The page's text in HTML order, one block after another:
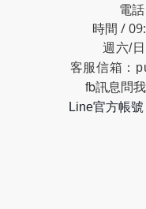
電
時間 /
週六/
客服信箱：
fb訊息問我
Line官方帳號